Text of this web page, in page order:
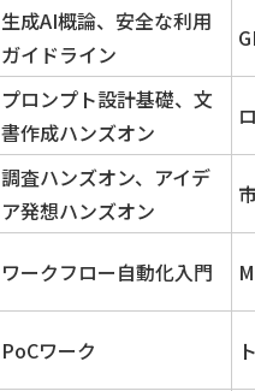
生成AI概論、安全な利用
ガイドライン
プロンプト設計基礎、文
書作成ハンズオン
調査ハンズオン、アイデ
ア発想ハンズオン
ワークフロー自動化入門
PoCワーク